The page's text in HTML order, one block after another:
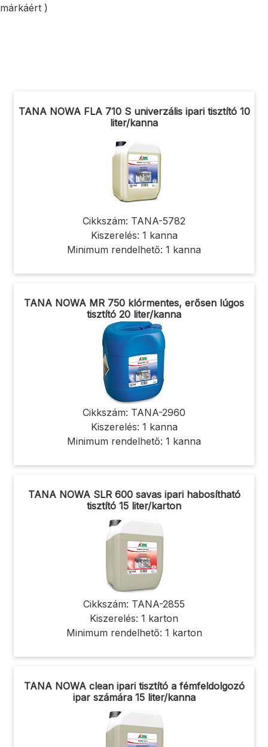
márkáért )
TANA NOWA FLA 710 S univerzális ipari tisztító 10
liter/kanna
Cikkszám: TANA-5782
Kiszerelés: 1 kanna
Minimum rendelhető: 1 kanna
TANA NOWA MR 750 klórmentes, erősen lúgos
tisztító 20 liter/kanna
Cikkszám: TANA-2960
Kiszerelés: 1 kanna
Minimum rendelhető: 1 kanna
TANA NOWA SLR 600 savas ipari habosítható
tisztító 15 liter/karton
Cikkszám: TANA-2855
Kiszerelés: 1 karton
Minimum rendelhető: 1 karton
TANA NOWA clean ipari tisztító a fémfeldolgozó
ipar számára 15 liter/kanna